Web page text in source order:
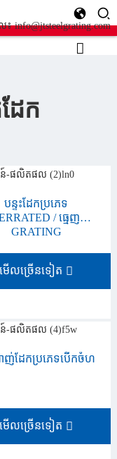
៖ info@jtsteelgrating.com
ែក
បន្ទះដែកប្រភេទ
/ ធ្មេញ
GRATING
មើលច្រើនទៀត
ដែកប្រភេទបើកចំហ
មើលច្រើនទៀត